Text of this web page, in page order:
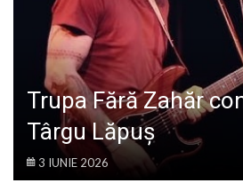
LIFE
Trupa Fără Zahăr
Târgu Lăpuș
3 IUNIE 2026